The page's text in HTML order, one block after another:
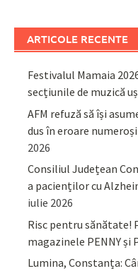
ARTICOLE RECENTE
Festivalul Mamaia
secțiunile de muzică
AFM refuză să își
dus în eroare
2026
Consiliul Județean
a pacienților cu
iulie 2026
Risc pentru sănătate!
magazinele PENNY și
Lumina, Constanța: